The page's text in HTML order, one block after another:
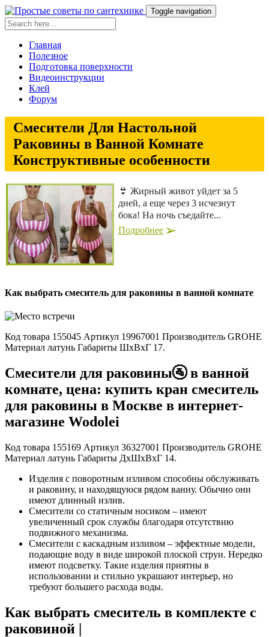
Toggle navigation
Главная
Полезное
Подготовка поверхности
Видеоинструкции
Клей
Форум
Смесители Для Настольной
Раковины в Ванной Комнате
Конструктивные особенности
👙 Жирный живот уйдет за 5
дней, а еще через 3 исчезнут
бока! На ночь съедайте...
Подробнее
Как выбрать смеситель для раковины в ванной комнате
Код товара 155045 Артикул 19967001 Производитель GROHE
Материал латунь Габариты ШxВxГ 17.
Смесители для раковины🚰 в ванной
комнате, цена: купить кран смеситель
для раковины в Москве в интернет-
магазине Wodolei
Код товара 155169 Артикул 36327001 Производитель GROHE
Материал латунь Габариты ДxШxВxГ 14.
Изделия с поворотным изливом способны обслуживать
и раковину, и находящуюся рядом ванну. Обычно они
имеют длинный излив.
Смесители со статичным носиком – имеют
увеличенный срок службы благодаря отсутствию
подвижного механизма.
Смесители с каскадным изливом – эффектные модели,
подающие воду в виде широкой плоской струи. Нередко
имеют подсветку. Такие изделия приятны в
использовании и стильно украшают интерьер, но
требуют большего расхода воды.
Как выбрать смеситель в комплекте с
раковиной |